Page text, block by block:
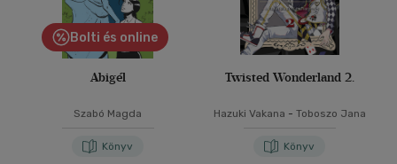
Bolti és online
Abigél
Szabó Magda
Könyv
Twisted Wonderland 2.
Hazuki Vakana - Toboszo Jana
Könyv